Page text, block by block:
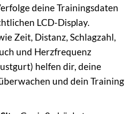
deine Trainingsdaten
LCD-Display.
Zeit, Distanz, Schlagzahl,
und Herzfrequenz
helfen dir, deine
und dein Training